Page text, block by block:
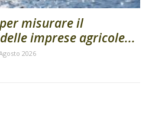
misurare il
imprese agricole...
2026